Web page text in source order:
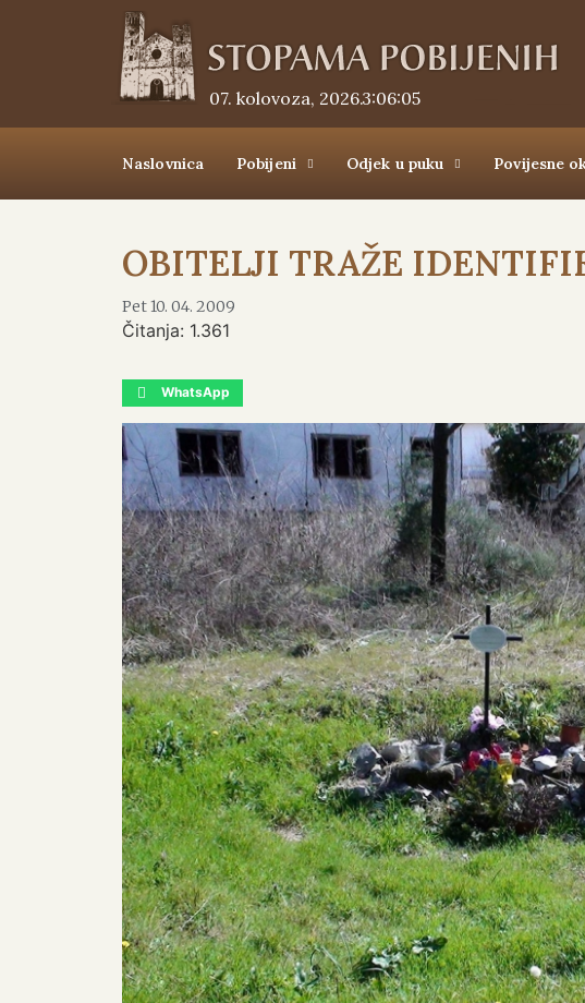
07. kolovoza, 2026.3:06:06
Naslovnica Pobijeni Odjek u puku Povijesne
OBITELJI TRAŽE
Pet 10. 04. 2009
Čitanja: 1.361
WhatsApp